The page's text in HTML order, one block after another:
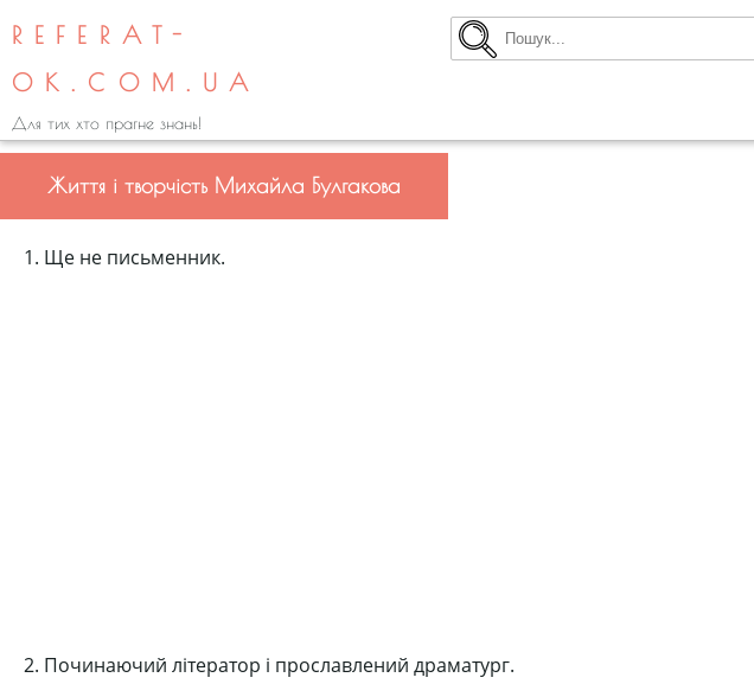
REFERAT-
OK.COM.UA
Для тих хто прагне знань!
Життя і творчість Михайла Булгакова
1. Ще не письменник.
2. Починаючий літератор і прославлений драматург.